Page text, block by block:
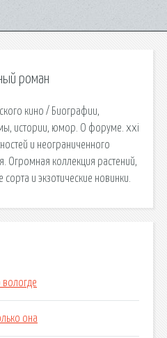
роман
кино / Биографии,
истории, юмор. О форуме. xxi
и неограниченного
Огромная коллекция растений,
и экзотические новинки.
вологде
она